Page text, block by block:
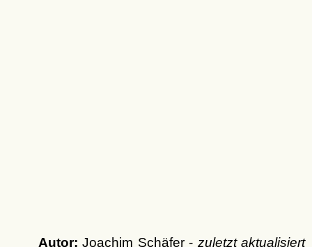
Autor: Joachim Schäfer - zuletzt aktualisiert